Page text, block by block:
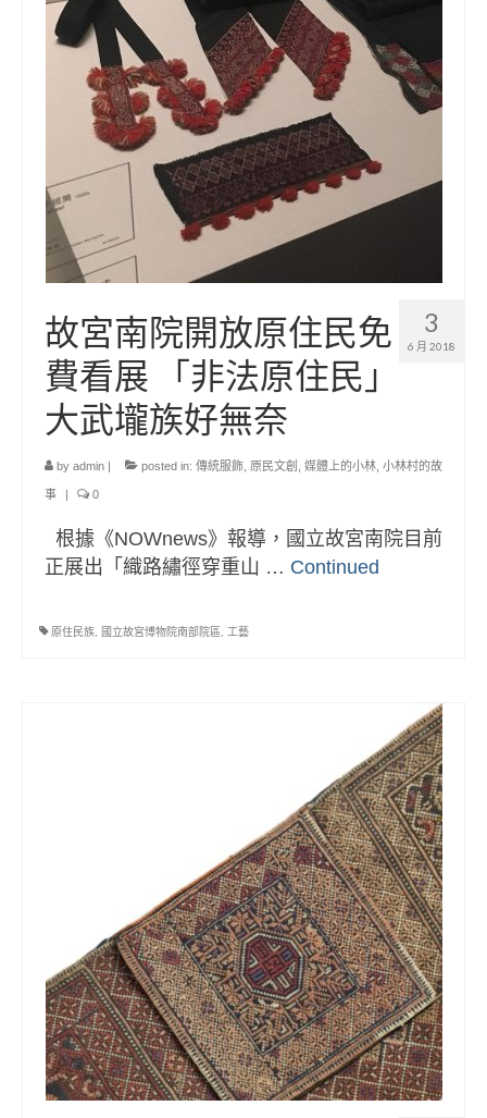
3
6 月 2018
故宮南院開放原住民免
費看展 「非法原住民」
大武壠族好無奈
by admin | posted in: 傳統服飾 原民文創 媒體上的小林 小林村的故
事 | 0
根據《NOWnews》報導，國立故宮南院目前
正展出「織路繡徑穿重山 … Continued
原住民族 國立故宮博物院南部院區 工藝